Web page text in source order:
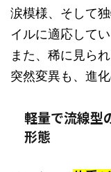
涙模様、そして
イルに適応してい
また、稀に見ら
突然変異も、進
軽量で流線型
形態